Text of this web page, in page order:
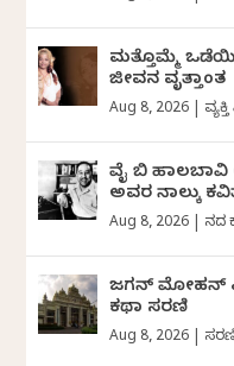
ಮತ್ತೊಮ್ಮೆ
ಜೀವನ ವೃತ್ತಾಂತ
Aug 8, 2026
ವೈ ಬಿ ಹಾಲಬಾವಿ
ಅವರ ನಾಲ್ಕು
Aug 8, 2026 ದಿನದ
ಜಗನ್‌ ಮೋಹನ್‌
ಕಥಾ ಸರಣಿ
Aug 8, 2026